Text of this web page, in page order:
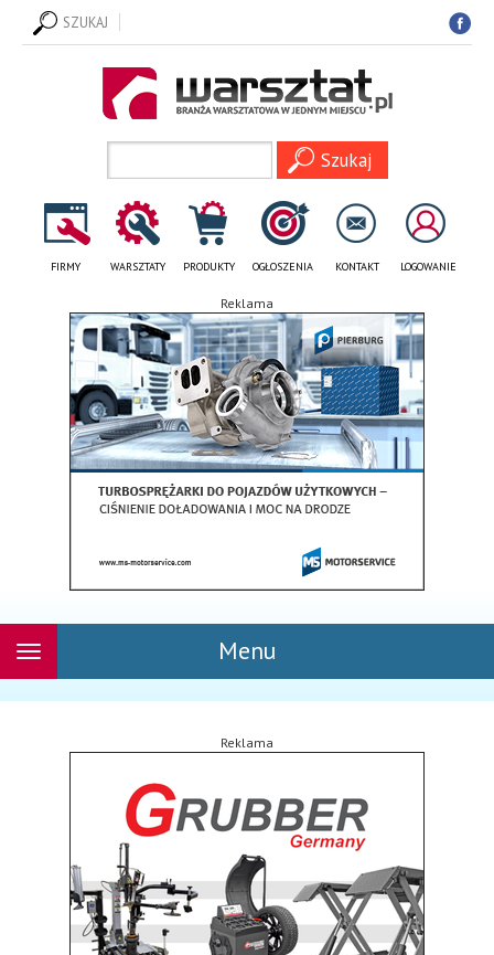
SZUKAJ
FIRMY WARSZTATY PRODUKTY OGŁOSZENIA KONTAKT LOGOWANIE
Reklama
Menu
Rozwiń
Reklama